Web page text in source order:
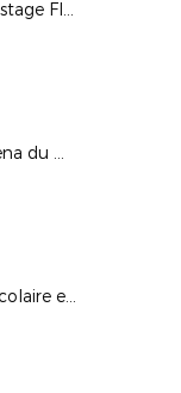
Arbitrage féminin: 1er stage FIFA en France
Evénement : le MMArena du Mans FC en mode Noël !
L'accompagnement scolaire en lumière avec l'Etoile Mouzillonnaise